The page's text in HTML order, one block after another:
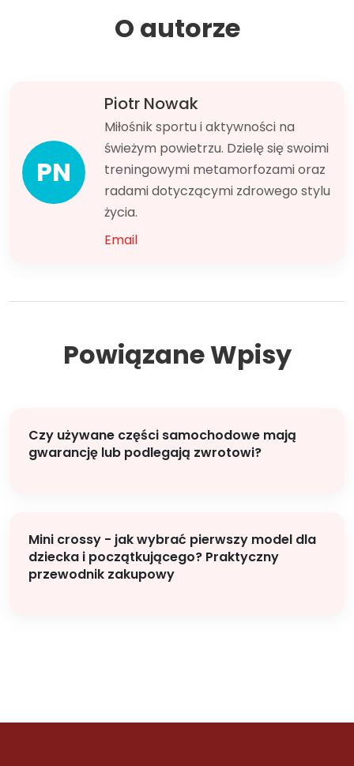
O autorze
PN
Piotr Nowak
Miłośnik sportu i aktywności na
świeżym powietrzu. Dzielę się swoimi
treningowymi metamorfozami oraz
radami dotyczącymi zdrowego stylu
życia.
Email
Powiązane Wpisy
Czy używane części samochodowe mają
gwarancję lub podlegają zwrotowi?
Mini crossy - jak wybrać pierwszy model dla
dziecka i początkującego? Praktyczny
przewodnik zakupowy